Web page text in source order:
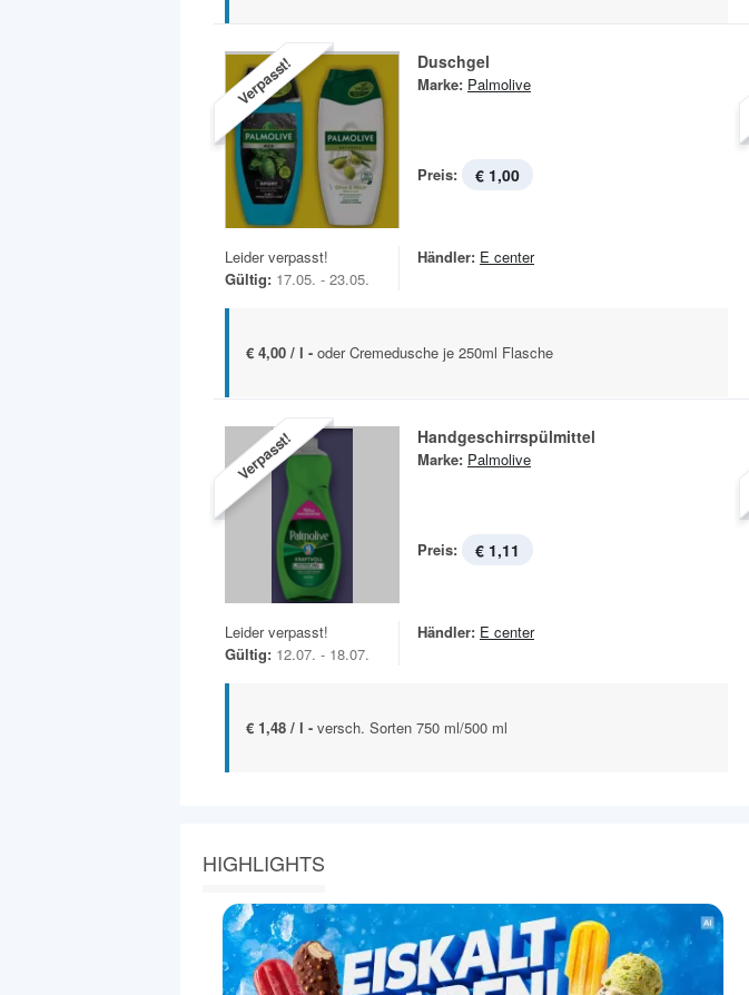
Verpasst! Duschgel
Marke: Palmolive
Preis: € 1,00
Leider verpasst!
Gültig: 17.05. - 23.05.
Händler: E center
€ 4,00 / l - oder Cremedusche je 250ml Flasche
Verpasst! Handgeschirrspülmittel
Marke: Palmolive
Preis: € 1,11
Leider verpasst!
Gültig: 12.07. - 18.07.
Händler: E center
€ 1,48 / l - versch. Sorten 750 ml/500 ml
HIGHLIGHTS